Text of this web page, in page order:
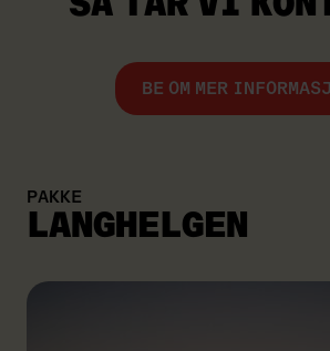
BE OM MER
PAKKE
LANGHELGEN